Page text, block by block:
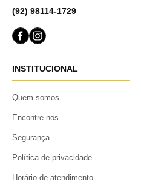
(92) 98114-1729
INSTITUCIONAL
Quem somos
Encontre-nos
Segurança
Política de privacidade
Horário de atendimento